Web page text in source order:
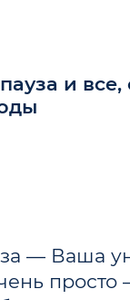
и все,
— Ваша